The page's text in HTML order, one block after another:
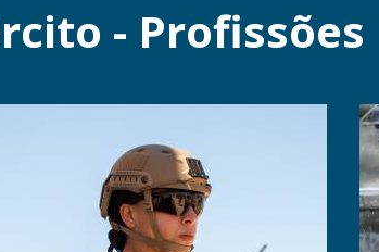
- Profissões